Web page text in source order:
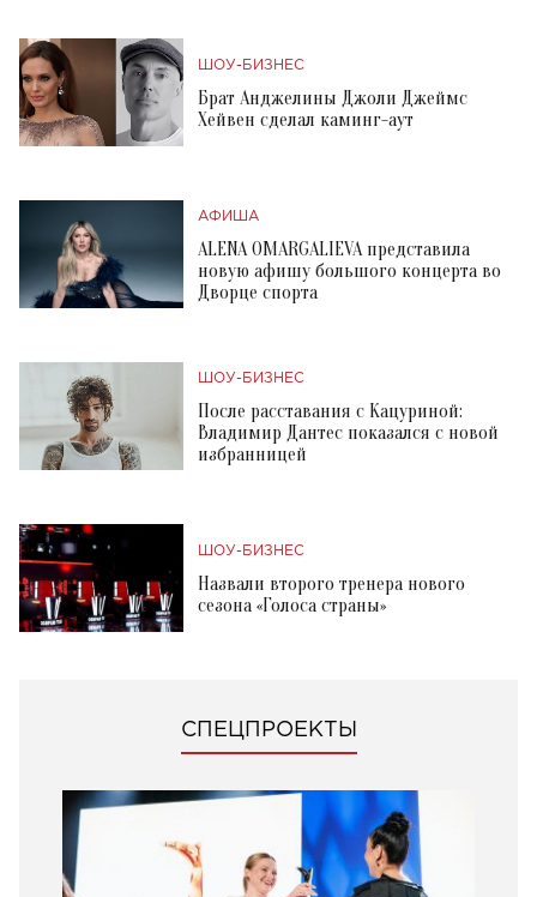
ШОУ-БИЗНЕС
Брат Анджелины Джоли Джеймс
Хейвен сделал каминг-аут
АФИША
ALENA OMARGALIEVA представила
новую афишу большого концерта во
Дворце спорта
ШОУ-БИЗНЕС
После расставания с Кацуриной:
Владимир Дантес показался с новой
избранницей
ШОУ-БИЗНЕС
Назвали второго тренера нового
сезона «Голоса страны»
СПЕЦПРОЕКТЫ